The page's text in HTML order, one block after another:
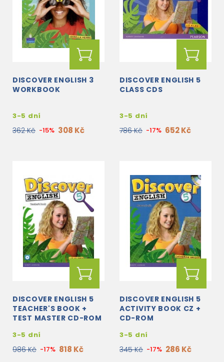
DISCOVER ENGLISH 3
WORKBOOK
3-5 dní
362 Kč -15% 308 Kč
DISCOVER ENGLISH 5
CLASS CDS
3-5 dní
786 Kč -17% 652 Kč
DISCOVER ENGLISH 5
TEACHER'S BOOK +
TEST MASTER CD-ROM
3-5 dní
986 Kč -17% 818 Kč
DISCOVER ENGLISH 5
ACTIVITY BOOK CZ +
CD-ROM
3-5 dní
345 Kč -17% 286 Kč